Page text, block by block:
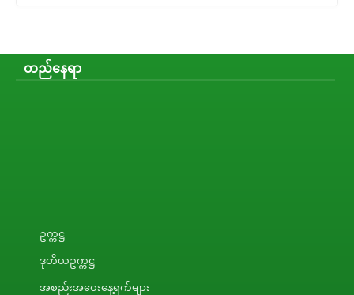
တည်နေရာ
ဥက္ကဋ္ဌ
ဒုတိယဥက္ကဋ္ဌ
အစည်းအဝေးနေ့ရက်များ